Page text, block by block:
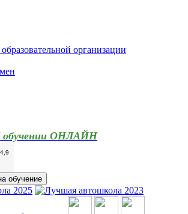
организации
обучении ОНЛАЙН